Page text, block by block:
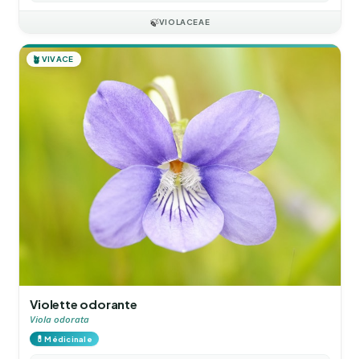
🍃VIOLACEAE
🪴 VIVACE
Violette odorante
Viola odorata
💊Médicinale